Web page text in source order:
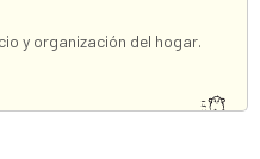
y organización del hogar.